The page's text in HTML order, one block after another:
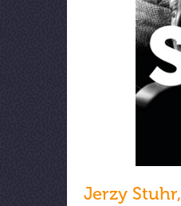
Jerzy Stuhr,